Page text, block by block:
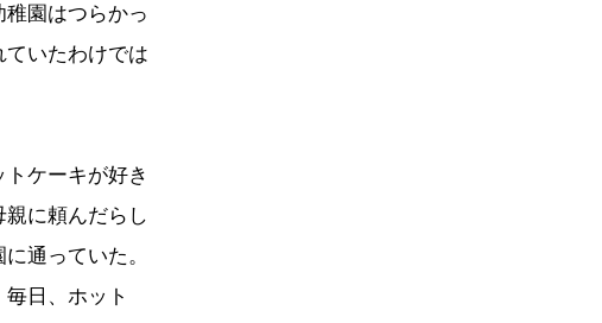
園はつらかっ
いたわけでは
ケーキが好き
に頼んだらし
通っていた。
日、ホット